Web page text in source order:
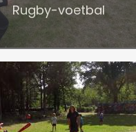
Rugby-voetbal